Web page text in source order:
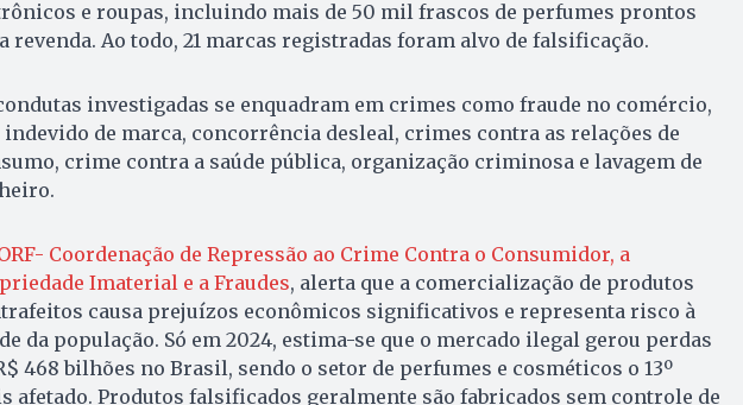
e roupas, incluindo mais de 50 mil frascos de perfumes prontos
revenda. Ao todo, 21 marcas registradas foram alvo de falsificação.
investigadas se enquadram em crimes como fraude no comércio,
indevido de marca, concorrência desleal, crimes contra as relações de
crime contra a saúde pública, organização criminosa e lavagem de
Coordenação de Repressão ao Crime Contra o Consumidor, a
Imaterial e a Fraudes, alerta que a comercialização de produtos
causa prejuízos econômicos significativos e representa risco à
da população. Só em 2024, estima-se que o mercado ilegal gerou perdas
468 bilhões no Brasil, sendo o setor de perfumes e cosméticos o 13º
afetado. Produtos falsificados geralmente são fabricados sem controle de